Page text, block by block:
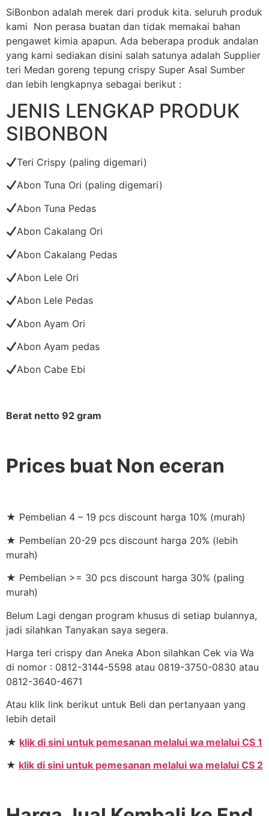
SiBonbon adalah merek dari produk kita. seluruh produk
kami Non perasa buatan dan tidak memakai bahan
pengawet kimia apapun. Ada beberapa produk andalan
yang kami sediakan disini salah satunya adalah Supplier
teri Medan goreng tepung crispy Super Asal Sumber
dan lebih lengkapnya sebagai berikut :
JENIS LENGKAP PRODUK
SIBONBON
Teri Crispy (paling digemari)
Abon Tuna Ori (paling digemari)
Abon Tuna Pedas
Abon Cakalang Ori
Abon Cakalang Pedas
Abon Lele Ori
Abon Lele Pedas
Abon Ayam Ori
Abon Ayam pedas
Abon Cabe Ebi
Berat netto 92 gram
Prices buat Non eceran
★ Pembelian 4 – 19 pcs discount harga 10% (murah)
★ Pembelian 20-29 pcs discount harga 20% (lebih
murah)
★ Pembelian >= 30 pcs discount harga 30% (paling
murah)
Belum Lagi dengan program khusus di setiap bulannya,
jadi silahkan Tanyakan saya segera.
Harga teri crispy dan Aneka Abon silahkan Cek via Wa
di nomor : 0812-3144-5598 atau 0819-3750-0830 atau
0812-3640-4671
Atau klik link berikut untuk Beli dan pertanyaan yang
lebih detail
★ klik di sini untuk pemesanan melalui wa melalui CS 1
★ klik di sini untuk pemesanan melalui wa melalui CS 2